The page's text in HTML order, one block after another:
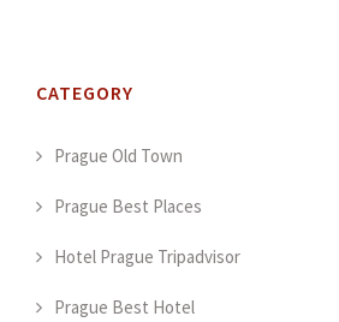
CATEGORY
Prague Old Town
Prague Best Places
Hotel Prague Tripadvisor
Prague Best Hotel